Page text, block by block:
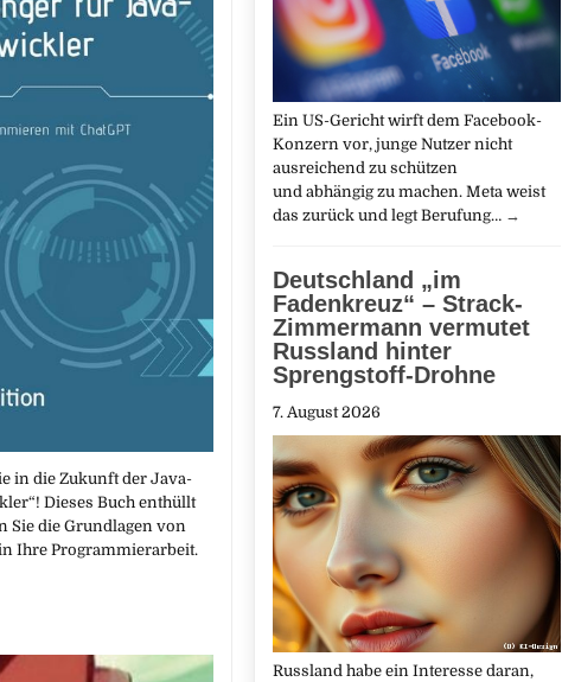
in die Zukunft der Java-
Dieses Buch enthüllt
Sie die Grundlagen von
Ihre Programmierarbeit.
Ein US-Gericht wirft dem Facebook-
Konzern vor, junge Nutzer nicht
ausreichend zu schützen
und abhängig zu machen. Meta weist
das zurück und legt Berufung… →
Deutschland „im
Fadenkreuz“ – Strack-
Zimmermann vermutet
Russland hinter
Sprengstoff-Drohne
7. August 2026
Russland habe ein Interesse daran,